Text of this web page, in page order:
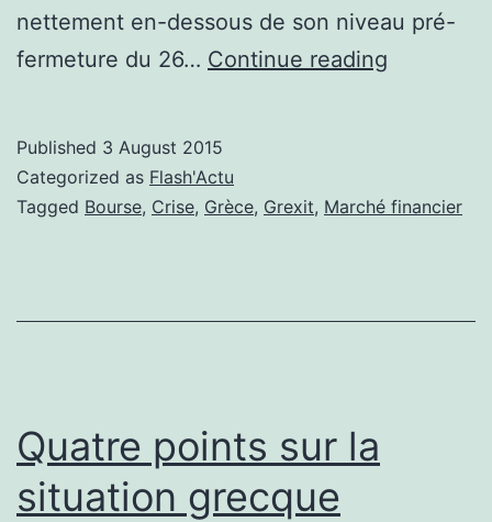
nettement en-dessous de son niveau pré-
fermeture du 26… Continue reading
Published 3 August 2015
Categorized as Flash'Actu
Tagged Bourse, Crise, Grèce, Grexit, Marché financier
Quatre points sur la
situation grecque